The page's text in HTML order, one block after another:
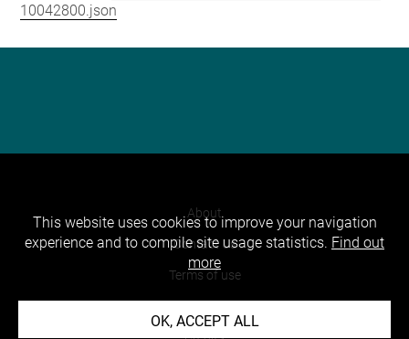
10042800.json
About
Contact Us
Terms of use
Cookies
This website uses cookies to improve your navigation
experience and to compile site usage statistics. Find out
more
OK, ACCEPT ALL